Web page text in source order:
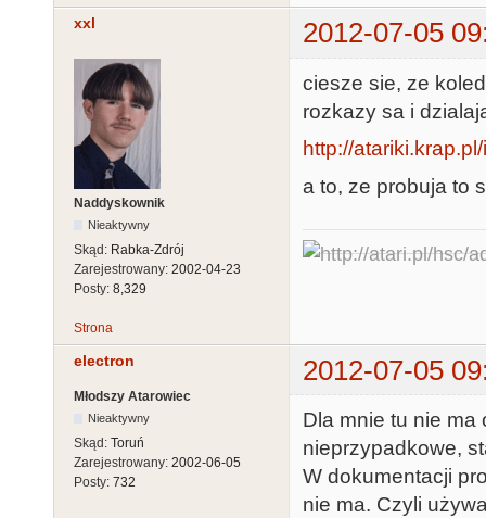
xxl 2012-07-05
Naddyskownik
Nieaktywny
Skąd: Rabka-Zdrój
Zarejestrowany: 2002-04-23
Posty: 8,329
ciesze sie, ze
rozkazy sa i
http://
a to, ze probuja to
Strona
electron 2012-07-05
Młodszy Atarowiec
Nieaktywny
Skąd: Toruń
Zarejestrowany: 2002-06-05
Posty: 732
Dla mnie tu nie
nieprzypadkowe,
W dokumentacji
nie ma. Czyli